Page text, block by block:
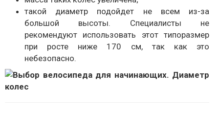
такой диаметр подойдет не всем из-за
большой высоты. Специалисты не
рекомендуют использовать этот типоразмер
при росте ниже 170 см, так как это
небезопасно.